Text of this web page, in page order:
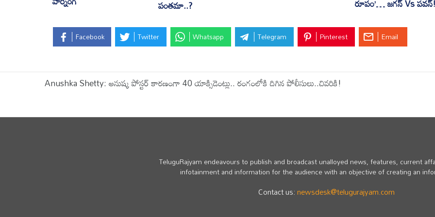
పంతమా..? రూపం’… జగన్ Vs పవన్!
Facebook Twitter Whatsapp Telegram Pinterest Email
Anushka Shetty: అనుష్క పోస్టర్ కారణంగా 40 యాక్సిడెంట్లు.. రంగంలోకి దిగిన పోలీసులు..చివరికి!
TeluguRajyam endeavours to publish and broadcast unalloyed news, features, current
infotainment and information for the audience with an objective of creating an
Contact us:newsdesk@telugurajyam.com